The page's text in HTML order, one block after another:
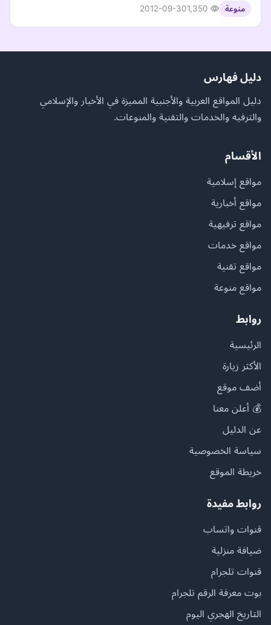
منوعة 2012-09-30
دليل فهارس
دليل المواقع العربية والأجنبية المميزة في الأخبار والإسلامي
والترفيه والخدمات والتقنية والمنوعات.
الأقسام
مواقع إسلامية
مواقع أخبارية
مواقع ترفيهية
مواقع خدمات
مواقع تقنية
مواقع منوعة
روابط
الرئيسية
الأكثر زيارة
أضف موقع
💰 أعلن معنا
عن الدليل
سياسة الخصوصية
خريطة الموقع
روابط مفيدة
قنوات واتساب
ضيافة منزلية
قنوات تلجرام
بوت معرفة الرقم تلجرام
التاريخ الهجري اليوم